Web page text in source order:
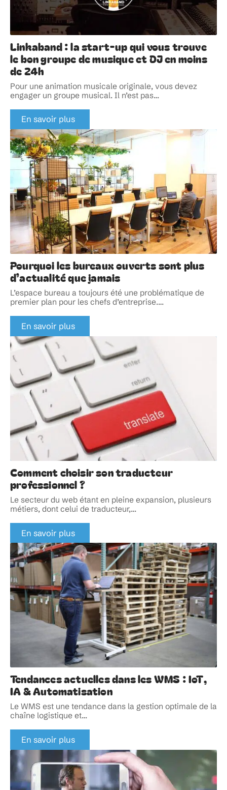
Linkaband : la start-up qui vous trouve
le bon groupe de musique et DJ en moins
de 24h
Pour une animation musicale originale, vous devez
engager un groupe musical. Il n’est pas…
En savoir plus
Pourquoi les bureaux ouverts sont plus
d’actualité que jamais
L’espace bureau a toujours été une problématique de
premier plan pour les chefs d’entreprise.…
En savoir plus
Comment choisir son traducteur
professionnel ?
Le secteur du web étant en pleine expansion, plusieurs
métiers, dont celui de traducteur,…
En savoir plus
Tendances actuelles dans les WMS : IoT,
IA & Automatisation
Le WMS est une tendance dans la gestion optimale de la
chaîne logistique et…
En savoir plus